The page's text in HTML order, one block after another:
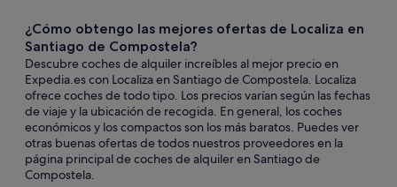
¿Cómo obtengo las mejores ofertas de Localiza en
Santiago de Compostela?
Descubre coches de alquiler increíbles al mejor precio en
Expedia.es con Localiza en Santiago de Compostela. Localiza
ofrece coches de todo tipo. Los precios varían según las fechas
de viaje y la ubicación de recogida. En general, los coches
económicos y los compactos son los más baratos. Puedes ver
otras buenas ofertas de todos nuestros proveedores en la
página principal de coches de alquiler en Santiago de
Compostela.